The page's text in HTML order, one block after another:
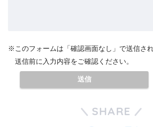
※このフォームは「確認画面なし」で送信され
送信前に入力内容をご確認ください。
SHARE